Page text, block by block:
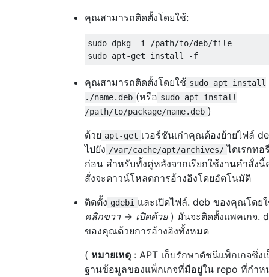
คุณสามารถติดตั้งโดยใช้:
sudo dpkg -i /path/to/deb/file
คุณสามารถติดตั้งโดยใช้ sudo apt install
./name.deb (หรือ sudo apt install
/path/to/package/name.deb )
ด้วย apt-get เวอร์ชันเก่าคุณต้องย้ายไฟล์
ไปยัง /var/cache/apt/archives/ ไดเรกทอ
ก่อน สำหรับทั้งคู่หลังจากเรียกใช้งานคำสั่งนี้
สั่งจะดาวน์โหลดการอ้างอิงโดยอัตโนมัติ
ติดตั้ง gdebi และเปิดไฟล์. deb ของคุณโดย
คลิกขวา -> เปิดด้วย) มันจะติดตั้งแพคเกจ.
ของคุณด้วยการอ้างอิงทั้งหมด
( หมายเหตุ : APT เก็บรักษาดัชนีแพ็กเกจซึ่ง
ฐานข้อมูลของแพ็กเกจที่มีอยู่ใน repo ที่กำห